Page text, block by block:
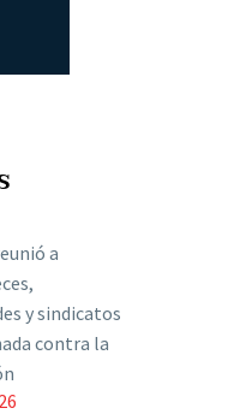
a
y sindicatos
contra la